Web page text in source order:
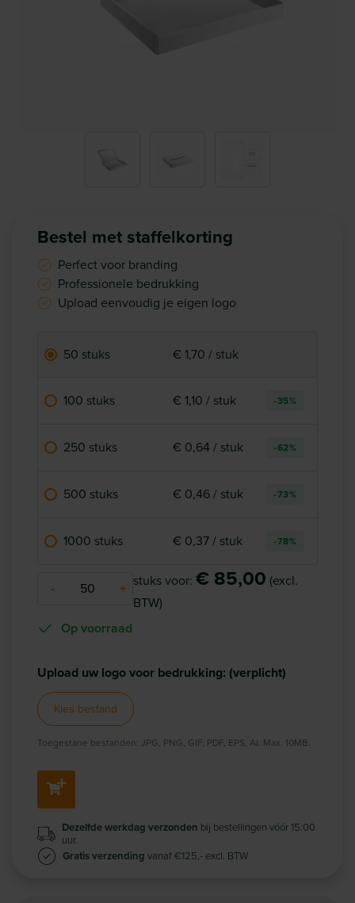
Bestel met staffelkorting
Perfect voor branding
Professionele bedrukking
Upload eenvoudig je eigen logo
50 stuks € 1,70 / stuk
100 stuks € 1,10 / stuk -35%
250 stuks € 0,64 / stuk -62%
500 stuks € 0,46 / stuk -73%
1000 stuks € 0,37 / stuk -78%
- + stuks voor: € 85,00 (excl.
BTW)
Op voorraad
Upload uw logo voor bedrukking: (verplicht)
Kies bestand
Toegestane bestanden: JPG, PNG, GIF, PDF, EPS, AI. Max. 10MB.
Dezelfde werkdag verzonden bij bestellingen vóór 15:00
uur.
Gratis verzending vanaf €125,- excl. BTW